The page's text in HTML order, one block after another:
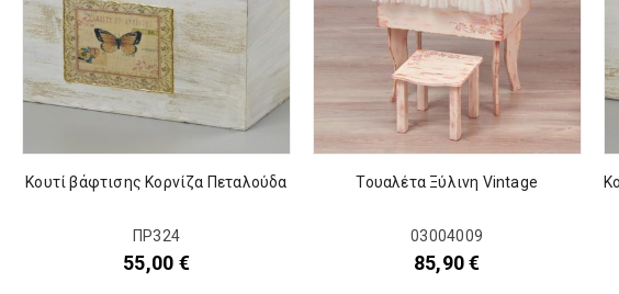
Κουτί βάφτισης Κορνίζα Πεταλούδα
ΠΡ324
55,00 €
Τουαλέτα Ξύλινη Vintage
03004009
85,90€